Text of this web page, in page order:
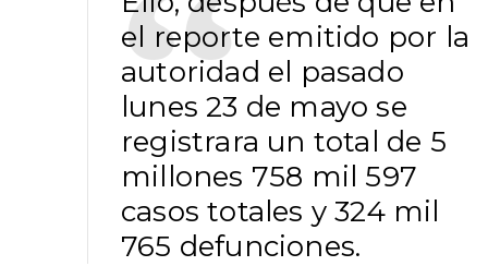
el reporte emitido por la
autoridad el pasado
lunes 23 de mayo se
registrara un total de 5
millones 758 mil 597
casos totales y 324 mil
765 defunciones.